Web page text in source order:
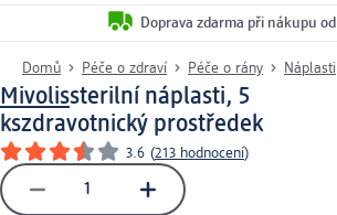
Doprava zdarma při nákupu od
Domů Péče o zdraví Péče o rány Náplasti
Mivolissterilní náplasti, 5
kszdravotnický prostředek
3.6 (213 hodnocení)